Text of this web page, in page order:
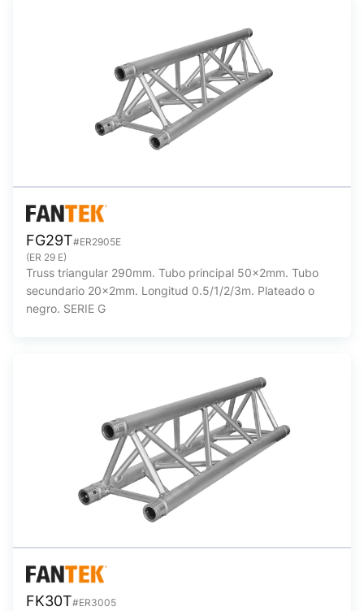
FG29T#ER2905E
(ER 29 E)
Truss triangular 290mm. Tubo principal 50x2mm. Tubo
secundario 20x2mm. Longitud 0.5/1/2/3m. Plateado o
negro. SERIE G
FK30T#ER3005